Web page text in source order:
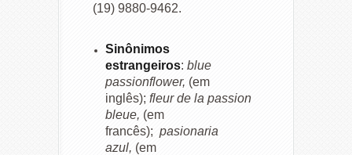
(19) 9880-9462.
Sinônimos
estrangeiros: blue
passionflower, (em
inglês); fleur de la passion
bleue, (em
francês); pasionaria
azul, (em